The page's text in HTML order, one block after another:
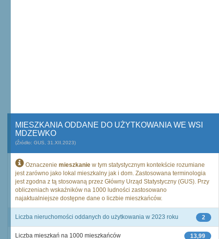
MIESZKANIA ODDANE DO UŻYTKOWANIA WE WSI
MDZEWKO
(Źródło: GUS, 31.XII.2023)
Oznaczenie mieszkanie w tym statystycznym kontekście rozumiane
jest zarówno jako lokal mieszkalny jak i dom. Zastosowana terminologia
jest zgodna z tą stosowaną przez Główny Urząd Statystyczny (GUS). Przy
obliczeniach wskaźników na 1000 ludności zastosowano
najaktualniejsze dostępne dane o liczbie mieszkańców.
2
Liczba nieruchomości oddanych do użytkowania w 2023 roku
13,99
Liczba mieszkań na 1000 mieszkańców